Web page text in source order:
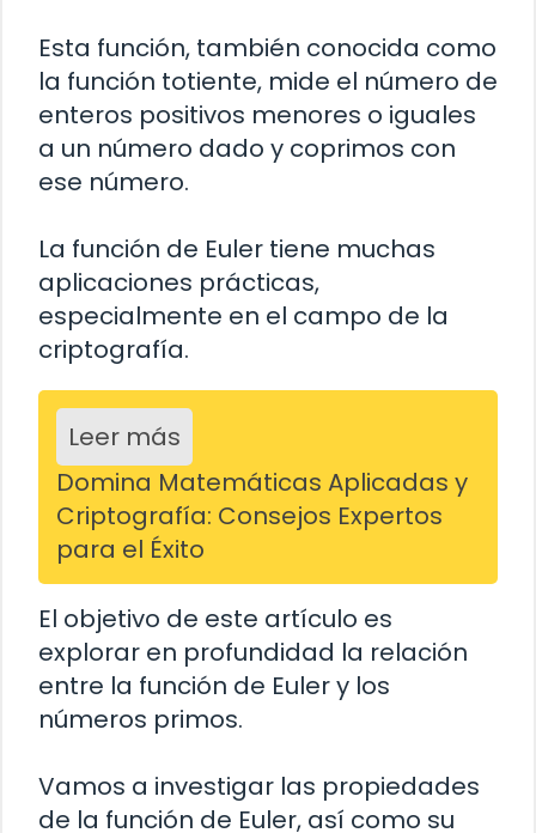
Esta función, también conocida como
la función totiente, mide el número de
enteros positivos menores o iguales
a un número dado y coprimos con
ese número.
La función de Euler tiene muchas
aplicaciones prácticas,
especialmente en el campo de la
criptografía.
Leer más
Domina Matemáticas Aplicadas y
Criptografía: Consejos Expertos
para el Éxito
El objetivo de este artículo es
explorar en profundidad la relación
entre la función de Euler y los
números primos.
Vamos a investigar las propiedades
de la función de Euler, así como su